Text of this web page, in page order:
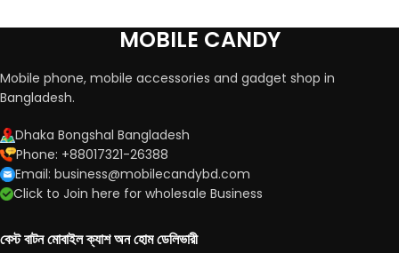
MOBILE CANDY
Mobile phone, mobile accessories and gadget shop in
Bangladesh.
Dhaka Bongshal Bangladesh
Phone: +88017321-26388
Email: business@mobilecandybd.com
Click to Join here for wholesale Business
বেস্ট বাটন মোবাইল ক্যাশ অন হোম ডেলিভারী